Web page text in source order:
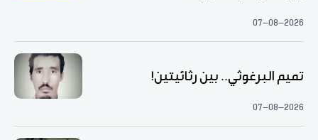
07-08-2026
تميم البرغوثي.. بين رثائيتين!
07-08-2026